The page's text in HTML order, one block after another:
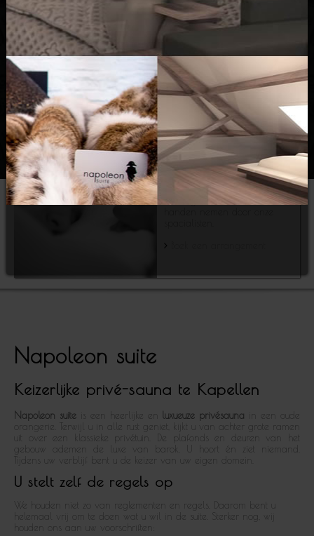
genieten.
Boek meteen onze sauna
Wellness &
Massage
Ontstressen lukt het best als u
zich even van kop tot teen laat
verwennen. Massage,
gelaatsverzorging, pedicure, …
laat u gerust even onder
Napoleon suite
Keizerlijke privé-sauna te Kapellen
Napoleon suiteis een heerlijke en luxueuze privésauna
in een oude
orangerie. Terwijl u in alle rust geniet, kijkt u van achter grote ramen
uit over een klassieke privétuin. De plafonds en deuren van het
gebouw ademen de luxe van barok. U hoort én ziet niemand.
Tijdens uw verblijf bent u de keizer van uw eigen domein.
U stelt zelf de regels op
We houden niet zo van reglementen en regels. Daarom bent u
helemaal vrij om te doen wat u wil in de suite. Sterker nog, wij
houden ons aan uw voorschriften: